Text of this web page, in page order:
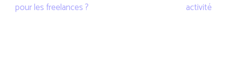
pour les freelances ?
activité